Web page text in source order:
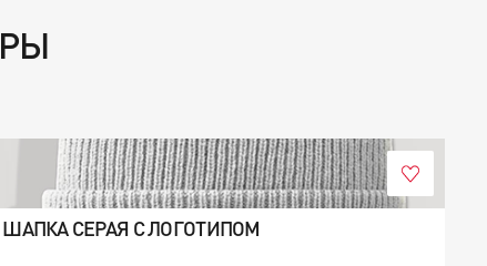
ШАПКА СЕРАЯ С ЛОГОТИПОМ